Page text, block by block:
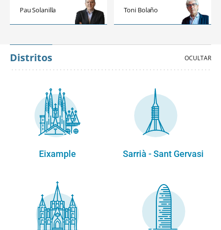
Pau Solanilla Toni Bolaño
Distritos
Eixample Sarrià - Sant Gervasi